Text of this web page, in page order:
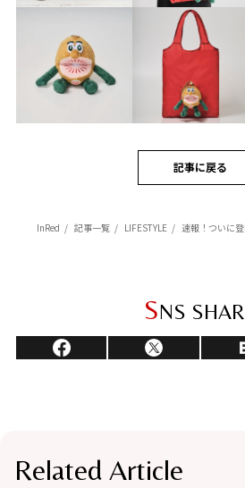
記事に戻る
InRed 記事一覧 LIFESTYLE 速報！ついに登場♡【3月30日(月)予約開始
SNS
Related Article